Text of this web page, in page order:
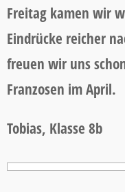
Freitag kamen wir
Eindrücke reicher
freuen wir uns
Franzosen im April.
Tobias, Klasse 8b